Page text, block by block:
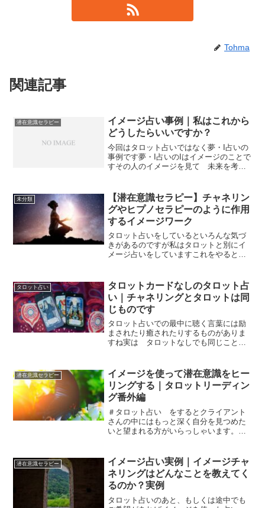
Tohma
関連記事
潜在意識セラピー
イメージ占い事例｜私はこれから
どうしたらいいですか？
今回はタロット占いではなく夢・I占いの
事例です夢・I占いのIはイメージのことで
すその人のイメージを見て 未来を考え
神主は修験者の格好に変身して、木の上
を走りだす。根本近...
未分類
【潜在意識セラピー】チャネリン
グやヒプノセラピーのように作用
するイメージワーク
タロット占いをしているといろんな気づ
きがあるのですが私はタロットと別にイ
メージ占いをしていますこれをやるとチ
す動画で分かりやすく説明しています覚
醒時の夢占い＝イメージ占...
タロット占い
タロットカードなしのタロット占
い｜チャネリングとタロットは同
じものです
タロット占いでの最中に聴く言葉には励
まされたり癒されたりするものがありま
すね実は タロットなしでも同じことが
癒したりするパワーがあります今回はそ
んな話ですタロット占いで...
潜在意識セラピー
イメージを使って潜在意識をヒー
リングする｜タロットリーディン
グ番外編
＃タロット占い をするとクライアント
さんの中にはもっと深く自分を見つめた
いと望まれる方がいらっしゃいます。私
いますなので クライアントさんによっ
てはタロット占いのあとで...
潜在意識セラピー
イメージ占い実例｜イメージチャ
ネリングはどんなことを教えてく
るのか？実例
タロット占いのあと、もしくは途中でも